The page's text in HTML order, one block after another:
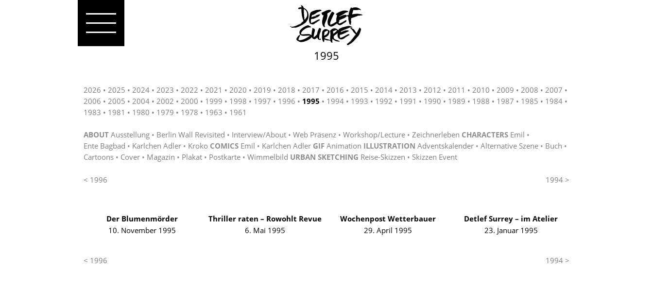
1995
2026 2025 2024 2023 2022 2021 2020 2019 2018 2017 2016 2015 2014 2013 2012 2011 2010 2009 2008
2007
2006
2005 2004 2002 2000 1999 1998 1997 1996 1995 1994 1993 1992 1991 1990 1989 1988 1987 1985
1984
1983
1981 1980 1979 1978 1963 1961
ABOUT Ausstellung Berlin Wall Revisited Interview/About Web Präsenz Workshop/Lecture Zeichnerleben CHARACTERS Emil
Ente Bagbad
Karlchen Adler Kroko COMICS Emil Karlchen Adler GIF Animation ILLUSTRATION Adventskalender Alternative Szene
Buch
Cartoons
Cover Magazin Plakat Postkarte Wimmelbild URBAN SKETCHING Reise-Skizzen Skizzen Event
< 1996 1994 >
Der Blumenmörder
10. November 1995
Thriller raten – Rowohlt Revue
6. Mai 1995
Wochenpost Wetterbauer
29. April 1995
Detlef Surrey – im Atelier
23. Januar 1995
< 1996 1994 >